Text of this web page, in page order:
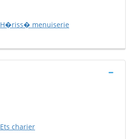
H�riss� menuiserie
Ets charier